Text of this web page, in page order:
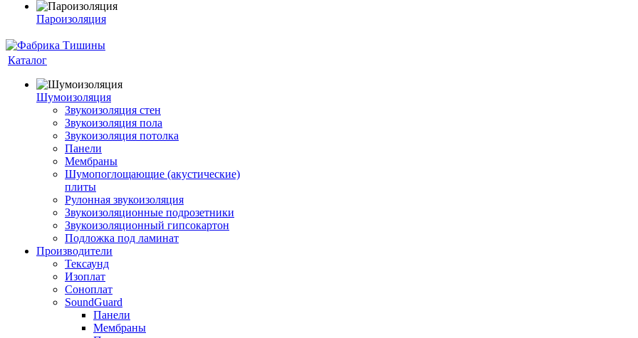
Пароизоляция
Каталог
Шумоизоляция
Звукоизоляция стен
Звукоизоляция пола
Звукоизоляция потолка
Панели
Мембраны
Шумопоглощающие (акустические)
плиты
Рулонная звукоизоляция
Звукоизоляционные подрозетники
Звукоизоляционный гипсокартон
Подложка под ламинат
Производители
Тексаунд
Изоплат
Соноплат
SoundGuard
Панели
Мембраны